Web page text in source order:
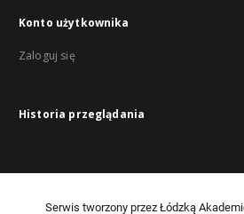
Konto użytkownika
Zaloguj się
Historia przeglądania
Serwis tworzony przez Łódzką